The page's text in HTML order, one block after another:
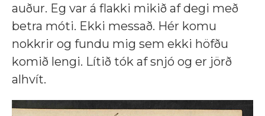
auður. Eg var á flakki mikið af degi með
betra móti. Ekki messað. Hér komu
nokkrir og fundu mig sem ekki höfðu
komið lengi. Lítið tók af snjó og er jörð
alhvít.